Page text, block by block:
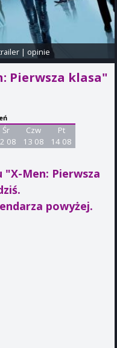
| opinie
Pierwsza klasa"
Śr
08
Czw
13 08
Pt
14 08
Men: Pierwsza
powyżej.